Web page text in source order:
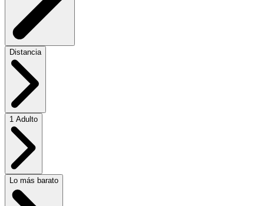
Distancia
1 Adulto
Lo más barato